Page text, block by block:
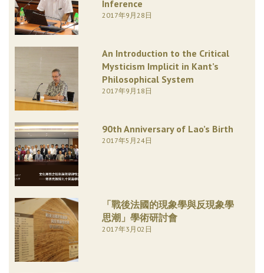
Inference
2017年9月28日
An Introduction to the Critical
Mysticism Implicit in Kant’s
Philosophical System
2017年9月18日
90th Anniversary of Lao’s Birth
2017年5月24日
「戰後法國的現象學與反現象學
思潮」學術研討會
2017年3月02日